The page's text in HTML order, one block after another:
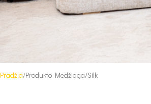
Pradžia Produkto Medžiaga Silk